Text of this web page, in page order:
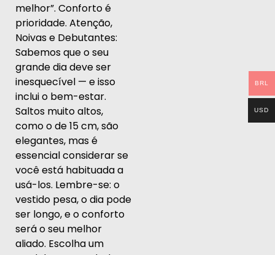
melhor”. Conforto é
prioridade. Atenção,
Noivas e Debutantes:
Sabemos que o seu
grande dia deve ser
inesquecível — e isso
inclui o bem-estar.
Saltos muito altos,
como o de 15 cm, são
elegantes, mas é
essencial considerar se
você está habituada a
usá-los. Lembre-se: o
vestido pesa, o dia pode
ser longo, e o conforto
será o seu melhor
aliado. Escolha um
BRL
USD